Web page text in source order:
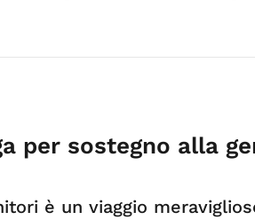
per sostegno alla
è un viaggio